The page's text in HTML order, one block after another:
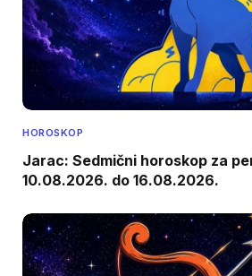
HOROSKOP
Jarac: Sedmični horoskop za
10.08.2026. do 16.08.2026.